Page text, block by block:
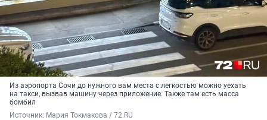
Из аэропорта Сочи до нужного вам места с легкостью можно уехать
на такси, вызвав машину через приложение. Также там есть масса
бомбил
Источник: Мария Токмакова / 72.RU